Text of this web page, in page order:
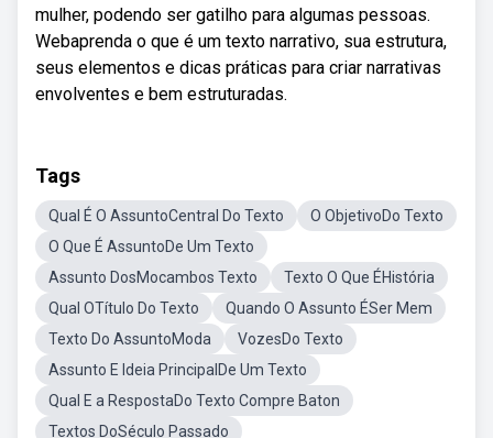
mulher, podendo ser gatilho para algumas pessoas.
Webaprenda o que é um texto narrativo, sua estrutura,
seus elementos e dicas práticas para criar narrativas
envolventes e bem estruturadas.
Tags
Qual É O AssuntoCentral Do Texto
O ObjetivoDo Texto
O Que É AssuntoDe Um Texto
Assunto DosMocambos Texto
Texto O Que ÉHistória
Qual OTítulo Do Texto
Quando O Assunto ÉSer Mem
Texto Do AssuntoModa
VozesDo Texto
Assunto E Ideia PrincipalDe Um Texto
Qual E a RespostaDo Texto Compre Baton
Textos DoSéculo Passado